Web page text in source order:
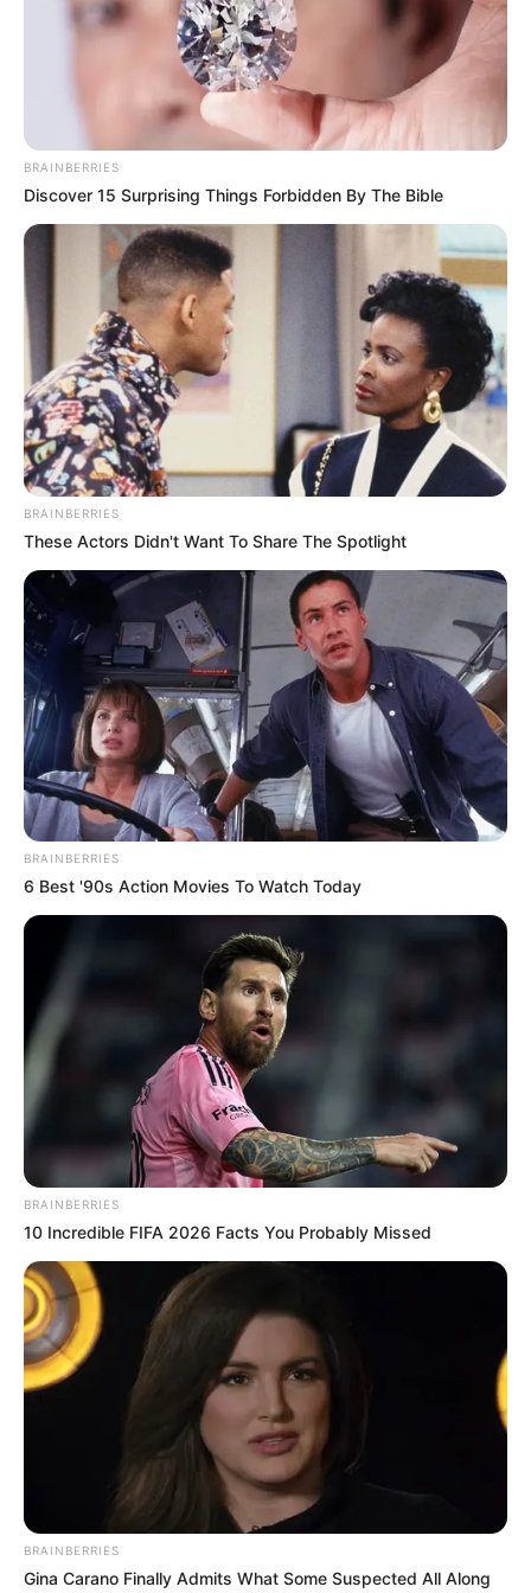
agua para esos momentos.Los ganaderos han
cambiado la cultura; en ese sentido han avanzado en la
siembra de árboles, en sistemas silvopastoriles con
oferta forrajera y en su aprovisionamiento", acotó Silva.
LEA TAMBIÉN
Alrededor de 200 hectáreas han
sido arrasadas en Ataco (Tolima) en
actividades de minería ilegal
Llamado de atención
Los entes de gestión del riesgo en el departamento del
Tolimahan instado a los municipios a diseñar y poner en
marcha planes de contingenciapara prevenir
afectaciones o emergencias asociadas con las altas
temperaturas proyectadas en la región.
COMPARTIR
ALERTA BOGOTÁ EN GOOGLE NEWS
TEMAS RELACIONADOS
COMITÉ DE GANADEROS DEL TOLIMA
GANADO
GANADERO
GANADEROS
IDEAM
FENÓMENO DEL NIÑO
NOTICIAS DEL TOLIMA
MANTÉNGASE EN ALERTA
Tenemos todas las noticias que le
interesan. Para estar bien informado, por
favor, active las notificaciones de Alerta.
ACTIVAR AHORA
TEMAS DESTACADOS
SARAMPIÓN AVENIDA AMBALÁ
PARQUE DE DIVERSIONES
ELECCIONES PRESIDENCIALES
FENÓMENO DEL NIÑO
IBAL
BRAINBERRIES
Discover 15 Surprising Things Forbidden By The Bible
BRAINBERRIES
These Actors Didn't Want To Share The Spotlight
BRAINBERRIES
6 Best '90s Action Movies To Watch Today
BRAINBERRIES
10 Incredible FIFA 2026 Facts You Probably Missed
BRAINBERRIES
Gina Carano Finally Admits What Some Suspected All Along